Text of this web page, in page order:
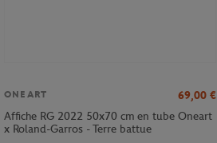
ONEART 69,00 €
Affiche RG 2022 50x70 cm en tube Oneart
x Roland-Garros - Terre battue